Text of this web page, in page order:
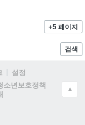
+5 페이지
검색
설정
소년보호정책
▲